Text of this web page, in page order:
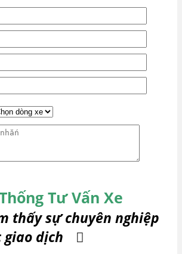
Tư Vấn Xe
thấy sự chuyên nghiệp
giao dịch